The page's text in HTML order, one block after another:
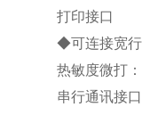
打印接口
◆可连接宽
热敏度微打：
串行通讯接口